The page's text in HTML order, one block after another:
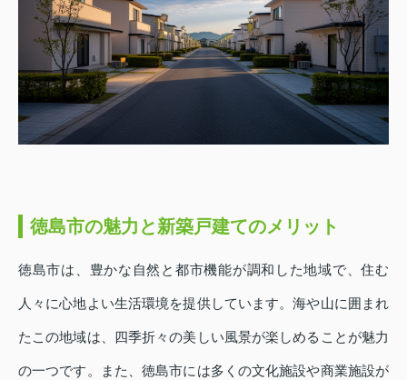
徳島市の魅力と新築戸建てのメリット
徳島市は、豊かな自然と都市機能が調和した地域で、住む
人々に心地よい生活環境を提供しています。海や山に囲まれ
たこの地域は、四季折々の美しい風景が楽しめることが魅力
の一つです。また、徳島市には多くの文化施設や商業施設が